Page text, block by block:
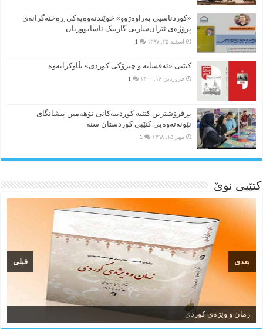
«کوردناسیی بەراوەژوو» خوێندنەوەیەکی ڕەخنەگرانەی
پرۆژەی ئێران‌شاریی گارنیک ئاساتووریان
اسفند ۲۵, ۱۳۹۷ 1
کتێبی «ئەفسانە و چیرۆکی کوردی» بڵاوکرایەوە
فروردین ۱۶, ۱۴۰۰ 1
پڕفرۆشترین کتێبە کوردییەکانی نۆهەمین پیشانگای
نێونەتەوەیی کتێبی کوردستان سنە
مهر ۱۵, ۱۳۹۸ 1
کتێبی نوێ
زمان و وێژەی کوردی
قبلی بعدی